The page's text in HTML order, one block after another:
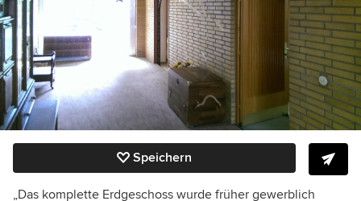
Speichern
„Das komplette Erdgeschoss wurde früher gewerblich